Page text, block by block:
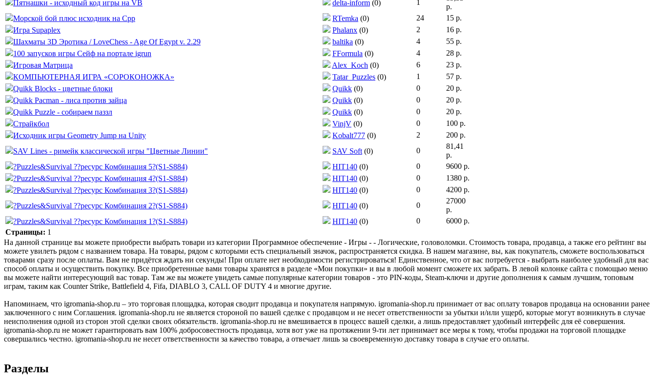
Пятнашки - исходный код игры на VB
delta-inform (0) 1
р.
Морской бой плюс исходник на Срр
RTemka (0) 24
15 р.
Игра Supaplex
Phalanx (0) 2
16 р.
Шахматы 3D Эротика / LoveChess - Age Of Egypt v. 2.29
baltika (0) 4
55 р.
100 запусков игры Сейф на портале igrun
FFormula (0) 4
28 р.
Игровая Матрица
Alex_Koch (0) 6
23 р.
КОМПЬЮТЕРНАЯ ИГРА «СОРОКОНОЖКА»
Tatar_Puzzles (0) 1
57 р.
Quikk Blocks - цветные блоки
Quikk (0) 0
20 р.
Quikk Pacman - лиса против зайца
Quikk (0) 0
20 р.
Quikk Puzzle - собираем паззл
Quikk (0) 0
20 р.
Страйкбол
VinjV (0) 0
100 р.
Исходник игры Geometry Jump на Unity
Kobalt777 (0) 2
200 р.
SAV Lines - римейк классической игры "Цветные Линии"
SAV Soft (0) 0
81,41
р.
?Puzzles&Survival ??ресурс Комбинация 5?(S1-S884)
HIT140 (0) 0
9600 р.
?Puzzles&Survival ??ресурс Комбинация 4?(S1-S884)
HIT140 (0) 0
1380 р.
?Puzzles&Survival ??ресурс Комбинация 3?(S1-S884)
HIT140 (0) 0
4200 р.
?Puzzles&Survival ??ресурс Комбинация 2?(S1-S884)
HIT140 (0) 0
27000
р.
?Puzzles&Survival ??ресурс Комбинация 1?(S1-S884)
HIT140 (0) 0
6000 р.
Страницы: 1
На данной странице вы можете приобрести выбрать товари из категории Программное обеспечение - Игры - - Логические, головоломки. Стоимость товара, продавца, а также его рейтинг вы
можете увилеть рядом с названием товара. На товары, рядом с которыми есть специальный значок, распространяется скидка. В нашем магазине, вы, как покупатель, сможете воспользоваться
товарами сразу после оплаты. Вам не придётся ждать ни секунды! При оплате нет необходимости регистрироваться! Единственное, что от вас потребуется - выбрать наиболее удобный для вас
способ оплаты и осуществить покупку. Все приобретенные вами товары хранятся в разделе «Мои покупки» и вы в любой момент сможете их забрать. В левой колонке сайта с помощью меню
вы можете найти интересующий вас товар. Там же вы можете увидеть самые популярные категории товаров - это PIN-коды, Steam-ключи и другие дополнения к самым лучшим, топовым
играм, таким как Counter Strike, Battlefield 4, Fifa, DIABLO 3, CALL OF DUTY 4 и многие другие.
Напоминаем, что igromania-shop.ru – это торговая площадка, которая сводит продавца и покупателя напрямую. igromania-shop.ru принимает от вас оплату товаров продавца на основании ранее
заключенного с ним Соглашения. igromania-shop.ru не является стороной по вашей сделке с продавцом и не несет ответственности за убытки и/или ущерб, которые могут возникнуть в случае
неисполнения одной из сторон этой сделки своих обязательств. igromania-shop.ru не вмешивается в процесс вашей сделки, а лишь предоставляет удобный интерфейс для её совершения.
igromania-shop.ru не может гарантировать вам 100% добросовестность продавца, хотя вот уже на протяжении 9-ти лет принимает все меры к тому, чтобы продажи на торговой площадке
совершались честно. igromania-shop.ru не несет ответственности за качество товара, а отвечает лишь за своевременную доставку товара в случае его оплаты.
Разделы